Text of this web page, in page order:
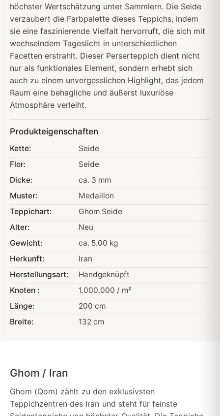
höchster Wertschätzung unter Sammlern. Die Seide
verzaubert die Farbpalette dieses Teppichs, indem
sie eine faszinierende Vielfalt hervorruft, die sich mit
wechselndem Tageslicht in unterschiedlichen
Facetten erstrahlt. Dieser Perserteppich dient nicht
nur als funktionales Element, sondern erhebt sich
auch zu einem unvergesslichen Highlight, das jedem
Raum eine behagliche und äußerst luxuriöse
Atmosphäre verleiht.
Produkteigenschaften
Kette:
Seide
Flor:
Seide
Dicke:
ca. 3 mm
Muster:
Medaillon
Teppichart:
Ghom Seide
Alter:
Neu
Gewicht:
ca. 5.00 kg
Herkunft:
Iran
Herstellungsart:
Handgeknüpft
Knoten :
1.000.000 / m²
Länge:
200 cm
Breite:
132 cm
Ghom / Iran
Ghom (Qom) zählt zu den exklusivsten
Teppichzentren des Iran und steht für feinste